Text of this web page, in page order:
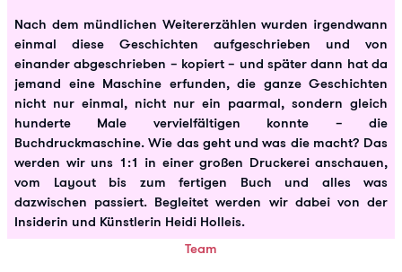
Nach dem mündlichen Weitererzählen wurden irgendwann
einmal diese Geschichten aufgeschrieben und von
einander abgeschrieben – kopiert – und später dann hat da
jemand eine Maschine erfunden, die ganze Geschichten
nicht nur einmal, nicht nur ein paarmal, sondern gleich
hunderte Male vervielfältigen konnte – die
Buchdruckmaschine. Wie das geht und was die macht? Das
werden wir uns 1:1 in einer großen Druckerei anschauen,
vom Layout bis zum fertigen Buch und alles was
dazwischen passiert. Begleitet werden wir dabei von der
Insiderin und Künstlerin Heidi Holleis.
Team